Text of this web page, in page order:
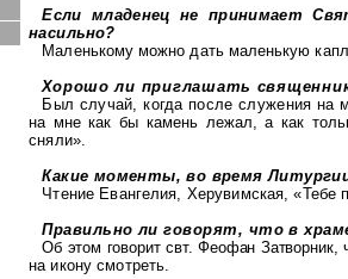
Если младенец не принимает
насильно?
Маленькому можно дать маленькую
Хорошо ли приглашать
Был случай, когда после служения на
на мне как бы камень лежал, а как толь
сняли».
Какие моменты, во время
Чтение Евангелия, Херувимская, «Тебе
Правильно ли говорят, чтов
Об этом говорит свт. Феофан Затворник,
на икону смотреть.